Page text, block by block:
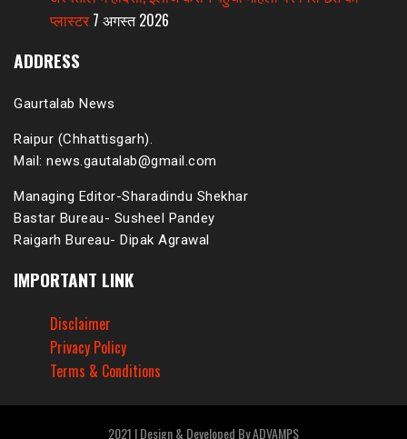
प्लास्टर 7 अगस्त 2026
ADDRESS
Gaurtalab News
Raipur (Chhattisgarh).
Mail: news.gautalab@gmail.com
Managing Editor-Sharadindu Shekhar
Bastar Bureau- Susheel Pandey
Raigarh Bureau- Dipak Agrawal
IMPORTANT LINK
Disclaimer
Privacy Policy
Terms & Conditions
2021 | Design & Developed By ADVAMPS